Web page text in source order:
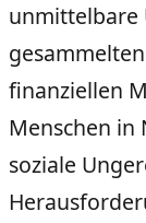
unmittelbare
finanziellen
Menschen in
soziale